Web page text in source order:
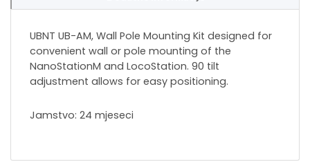
UBNT UB-AM, Wall Pole Mounting Kit designed for
convenient wall or pole mounting of the
NanoStationM and LocoStation. 90 tilt
adjustment allows for easy positioning.
Jamstvo: 24 mjeseci